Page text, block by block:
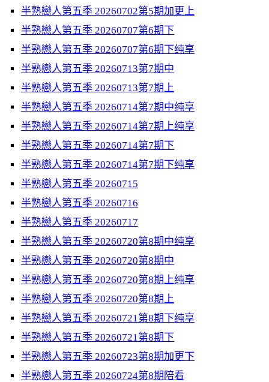
半熟戀人第五季 20260702第5期加更上
半熟戀人第五季 20260707第6期下
半熟戀人第五季 20260707第6期下纯享
半熟戀人第五季 20260713第7期中
半熟戀人第五季 20260713第7期上
半熟戀人第五季 20260714第7期中纯享
半熟戀人第五季 20260714第7期上纯享
半熟戀人第五季 20260714第7期下
半熟戀人第五季 20260714第7期下纯享
半熟戀人第五季 20260715
半熟戀人第五季 20260716
半熟戀人第五季 20260717
半熟戀人第五季 20260720第8期中纯享
半熟戀人第五季 20260720第8期中
半熟戀人第五季 20260720第8期上纯享
半熟戀人第五季 20260720第8期上
半熟戀人第五季 20260721第8期下纯享
半熟戀人第五季 20260721第8期下
半熟戀人第五季 20260723第8期加更下
半熟戀人第五季 20260724第8期陪看